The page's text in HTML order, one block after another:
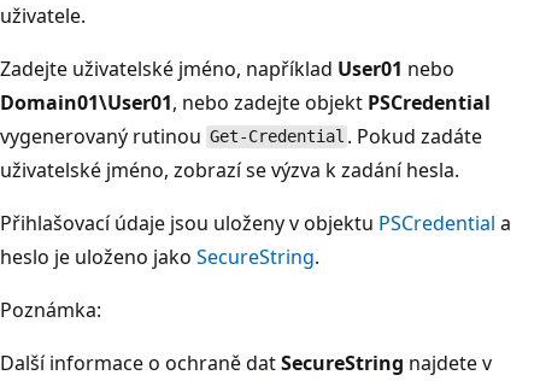
uživatele.
Zadejte uživatelské jméno, například User01 nebo
Domain01\User01, nebo zadejte objekt PSCredential
vygenerovaný rutinou Get-Credential . Pokud zadáte
uživatelské jméno, zobrazí se výzva k zadání hesla.
Přihlašovací údaje jsou uloženy v objektu PSCredential a
heslo je uloženo jako SecureString.
Poznámka:
Další informace o ochraně datSecureString najdete v